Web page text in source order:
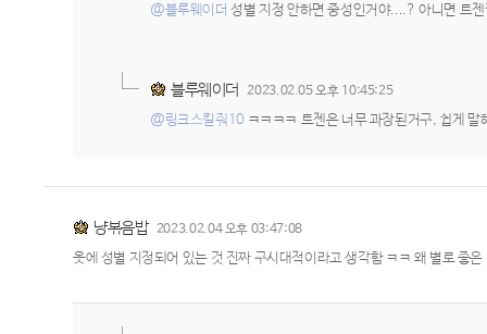
@블루웨이더 성별 지정 안하면 중성인거야....? 아니면 트
블루웨이더 2023.02.05 오후 10:45:25
@링크스킬줘10 ㅋㅋㅋㅋ 트젠은 너무 과장된거구, 쉽게
냥볶음밥 2023.02.04 오후 03:47:08
옷에 성별 지정되어 있는 것 진짜 구시대적이라고 생각함 ㅋㅋ 왜 별로 좋